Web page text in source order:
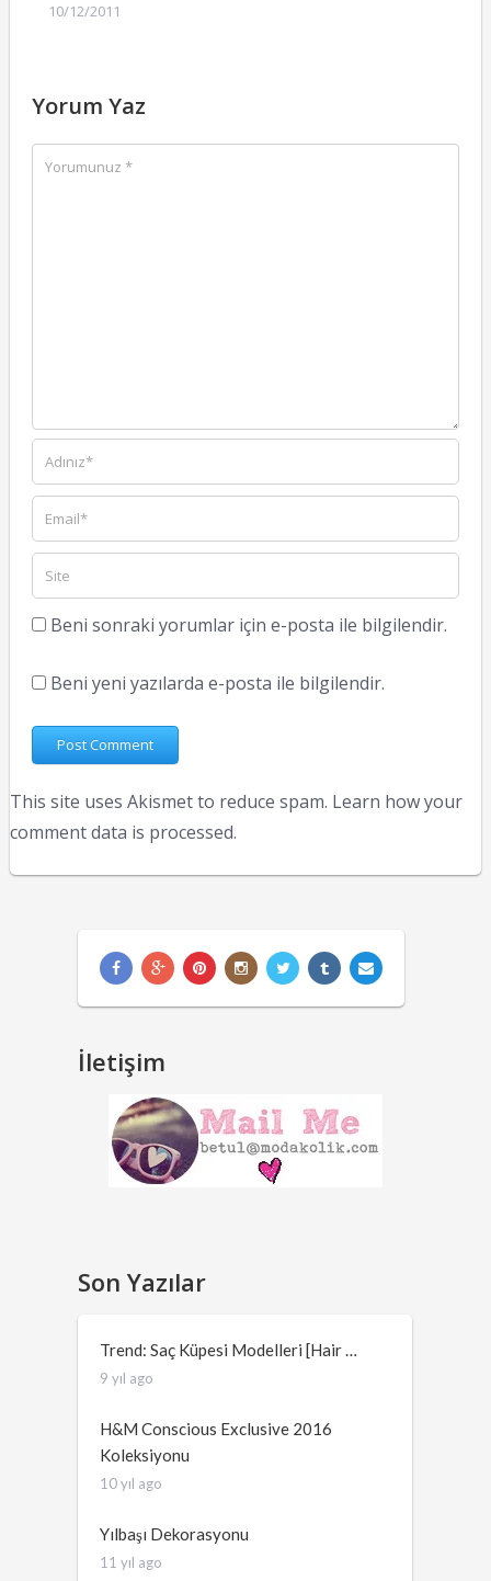
10/12/2011
Yorum Yaz
Beni sonraki yorumlar için e-posta ile bilgilendir.
Beni yeni yazılarda e-posta ile bilgilendir.
This site uses Akismet to reduce spam. Learn how your
comment data is processed.
İletişim
Son Yazılar
Trend: Saç Küpesi Modelleri [Hair …
9 yıl ago
H&M Conscious Exclusive 2016
Koleksiyonu
10 yıl ago
Yılbaşı Dekorasyonu
11 yıl ago